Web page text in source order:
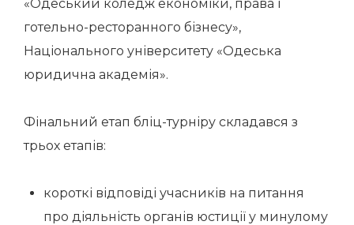
«Одеський коледж економіки, права і
готельно-ресторанного бізнесу»,
Національного університету «Одеська
юридична академія».
Фінальний етап бліц-турніру складався з
трьох етапів:
короткі відповіді учасників на питання
про діяльність органів юстиції у минулому